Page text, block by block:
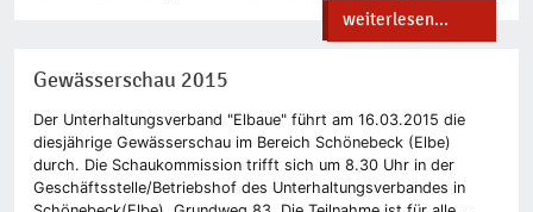
weiterlesen...
Gewässerschau 2015
Der Unterhaltungsverband "Elbaue" führt am 16.03.2015 die
diesjährige Gewässerschau im Bereich Schönebeck (Elbe)
durch. Die Schaukommission trifft sich um 8.30 Uhr in der
Geschäftsstelle/Betriebshof des Unterhaltungsverbandes in